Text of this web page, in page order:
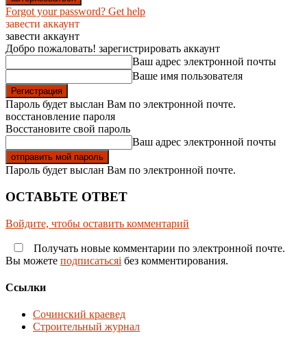
Forgot your password? Get help
завести аккаунт
завести аккаунт
Добро пожаловать! зарегистрировать аккаунт
Ваш адрес электронной почты
Ваше имя пользователя
Пароль будет выслан Вам по электронной почте.
восстановление пароля
Восстановите свой пароль
Ваш адрес электронной почты
Пароль будет выслан Вам по электронной почте.
ОСТАВЬТЕ ОТВЕТ
Войдите, чтобы оставить комментарий
Получать новые комментарии по электронной почте.
Вы можете подписатьсяi без комментирования.
Ссылки
Сочинский краевед
Строительный журнал